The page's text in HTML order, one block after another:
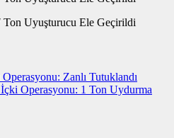
Zanlı Tutuklandı
Operasyonu: 1 Ton Uydurma